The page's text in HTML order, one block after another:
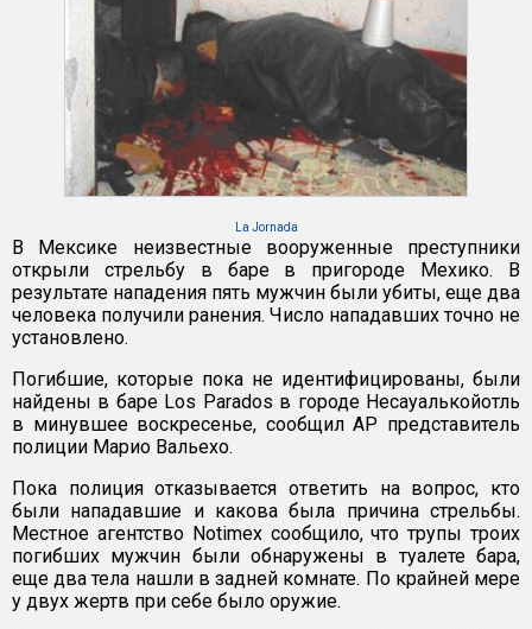
La Jornada
В Мексике неизвестные вооруженные преступники
открыли стрельбу в баре в пригороде Мехико. В
результате нападения пять мужчин были убиты, еще два
человека получили ранения. Число нападавших точно не
установлено.
Погибшие, которые пока не идентифицированы, были
найдены в баре Los Parados в городе Несауалькойотль
в минувшее воскресенье, сообщил АР представитель
полиции Марио Вальехо.
Пока полиция отказывается ответить на вопрос, кто
были нападавшие и какова была причина стрельбы.
Местное агентство Notimex сообщило, что трупы троих
погибших мужчин были обнаружены в туалете бара,
еще два тела нашли в задней комнате. По крайней мере
у двух жертв при себе было оружие.